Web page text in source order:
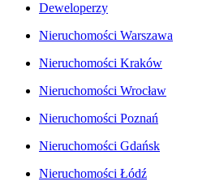
Deweloperzy
Nieruchomości Warszawa
Nieruchomości Kraków
Nieruchomości Wrocław
Nieruchomości Poznań
Nieruchomości Gdańsk
Nieruchomości Łódź